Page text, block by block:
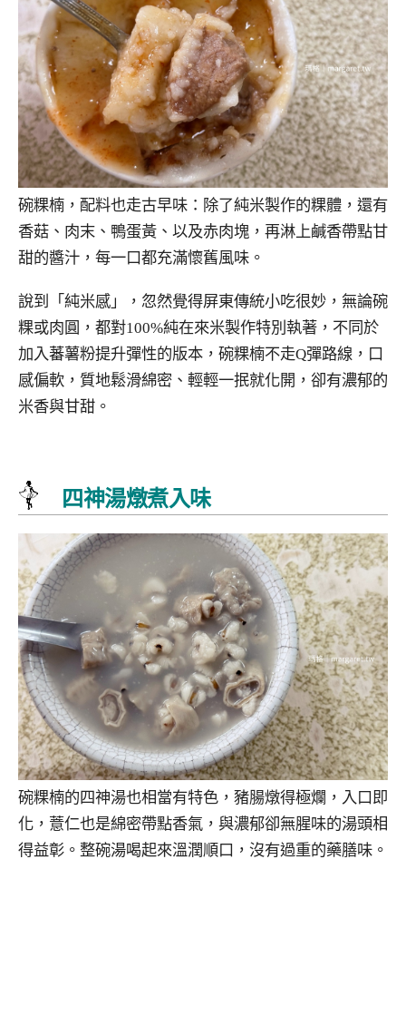
碗粿楠，配料也走古早味：除了純米製作的粿體，還有
香菇、肉末、鴨蛋黃、以及赤肉塊，再淋上鹹香帶點甘
甜的醬汁，每一口都充滿懷舊風味。
說到「純米感」，忽然覺得屏東傳統小吃很妙，無論碗
粿或肉圓，都對100%純在來米製作特別執著，不同於
加入蕃薯粉提升彈性的版本，碗粿楠不走Q彈路線，口
感偏軟，質地鬆滑綿密、輕輕一抿就化開，卻有濃郁的
米香與甘甜。
四神湯燉煮入味
碗粿楠的四神湯也相當有特色，豬腸燉得極爛，入口即
化，薏仁也是綿密帶點香氣，與濃郁卻無腥味的湯頭相
得益彰。整碗湯喝起來溫潤順口，沒有過重的藥膳味。